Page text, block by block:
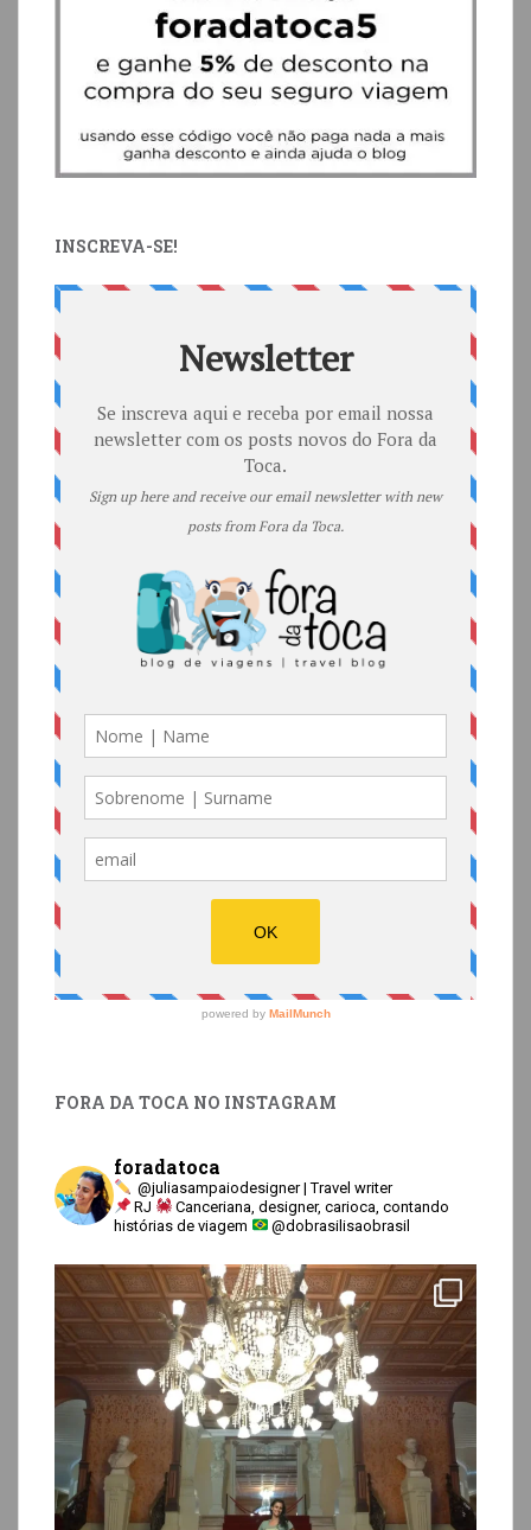
INSCREVA-SE!
FORA DA TOCA NO INSTAGRAM
foradatoca
@juliasampaiodesigner | Travel writer
RJ
Canceriana, designer, carioca, contando
histórias de viagem
@dobrasilisaobrasil